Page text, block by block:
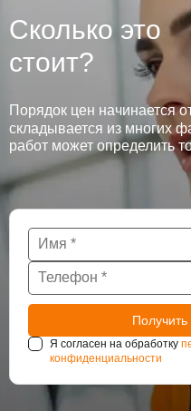
Сколько это
стоит?
Порядок цен начинается
складывается из многих
работ может определить
Я согласен на обработку
конфиденциальности